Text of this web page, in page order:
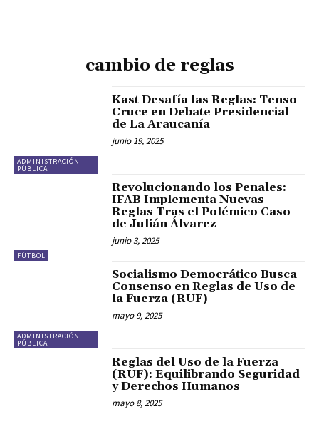
cambio de reglas
ADMINISTRACIÓN
PÚBLICA
Kast Desafía las Reglas: Tenso
Cruce en Debate Presidencial
de La Araucanía
junio 19, 2025
FÚTBOL
Revolucionando los Penales:
IFAB Implementa Nuevas
Reglas Tras el Polémico Caso
de Julián Álvarez
junio 3, 2025
ADMINISTRACIÓN
PÚBLICA
Socialismo Democrático Busca
Consenso en Reglas de Uso de
la Fuerza (RUF)
mayo 9, 2025
Reglas del Uso de la Fuerza
(RUF): Equilibrando Seguridad
y Derechos Humanos
mayo 8, 2025